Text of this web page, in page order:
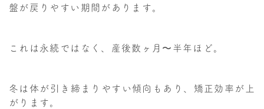
盤が戻りやすい期間があります。
これは永続ではなく、産後数ヶ月〜半年ほど。
冬は体が引き締まりやすい傾向もあり、矯正効率が上
がります。